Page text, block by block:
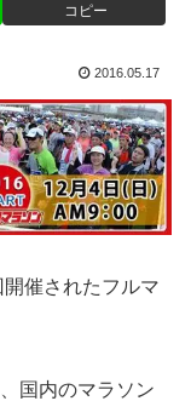
コピー
2016.05.17
催されたフルマ
国内のマラソン